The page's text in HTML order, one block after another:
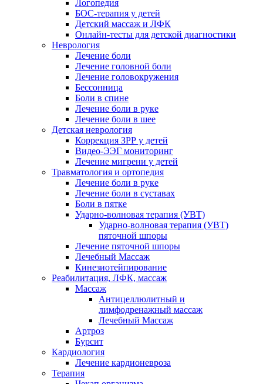
Логопедия
БОС-терапия у детей
Детский массаж и ЛФК
Онлайн-тесты для детской диагностики
Неврология
Лечение боли
Лечение головной боли
Лечение головокружения
Бессонница
Боли в спине
Лечение боли в руке
Лечение боли в шее
Детская неврология
Коррекция ЗРР у детей
Видео-ЭЭГ мониторинг
Лечение мигрени у детей
Травматология и ортопедия
Лечение боли в руке
Лечение боли в суставах
Боли в пятке
Ударно-волновая терапия (УВТ)
Ударно-волновая терапия (УВТ)
пяточной шпоры
Лечение пяточной шпоры
Лечебный Массаж
Кинезиотейпирование
Реабилитация, ЛФК, массаж
Массаж
Антицеллюлитный и
лимфодренажный массаж
Лечебный Массаж
Артроз
Бурсит
Кардиология
Лечение кардионевроза
Терапия